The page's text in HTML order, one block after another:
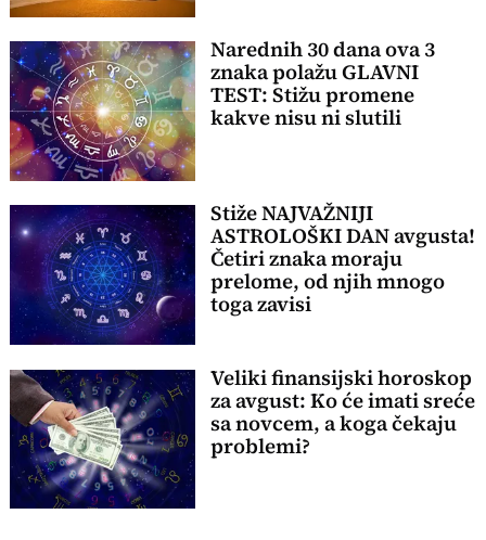
Narednih 30 dana ova 3
znaka polažu GLAVNI
TEST: Stižu promene
kakve nisu ni slutili
Stiže NAJVAŽNIJI
ASTROLOŠKI DAN avgusta!
Četiri znaka moraju
prelome, od njih mnogo
toga zavisi
Veliki finansijski horoskop
za avgust: Ko će imati sreće
sa novcem, a koga čekaju
problemi?